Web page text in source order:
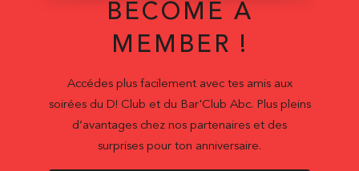
BECOME A
MEMBER !
Accédes plus facilement avec tes amis aux
soirées du D! Club et du Bar'Club Abc. Plus pleins
d’avantages chez nos partenaires et des
surprises pour ton anniversaire.